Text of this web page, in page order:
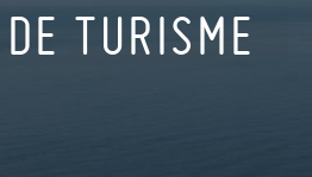
TURISME